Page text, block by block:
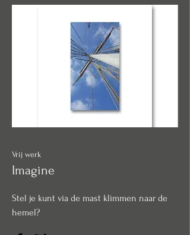
Vrij werk
Imagine
Stel je kunt via de mast klimmen naar de
hemel?